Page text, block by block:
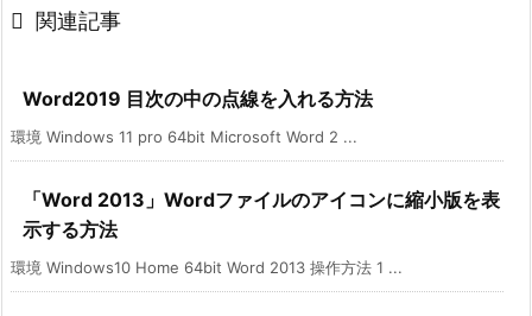
 関連記事
Word2019 目次の中の点線を入れる方法
環境 Windows 11 pro 64bit Microsoft Word 2 ...
「Word 2013」Wordファイルのアイコンに縮小版を表
示する方法
環境 Windows10 Home 64bit Word 2013 操作方法 1 ...